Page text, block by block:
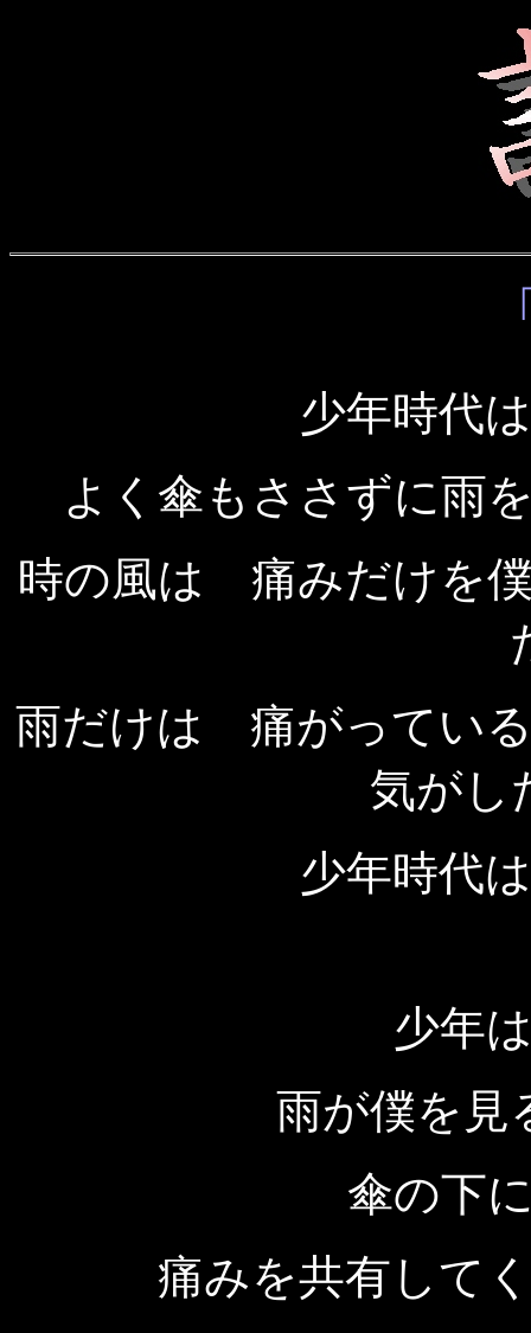
少年時代
よく傘もささずに雨
時の風は 痛みだけを
雨だけは 痛がってい
気がし
少年時代
少年
雨が僕を見
傘の下
痛みを共有して